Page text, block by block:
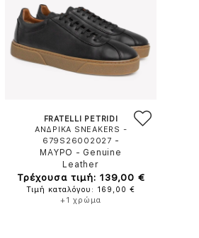
FRATELLI PETRIDI
ΑΝΔΡΙΚΑ SNEAKERS -
679S26002027 -
ΜΑΥΡΟ - Genuine
Leather
Τρέχουσα τιμή: 139,00 €
Τιμή καταλόγου: 169,00 €
+1 χρώμα